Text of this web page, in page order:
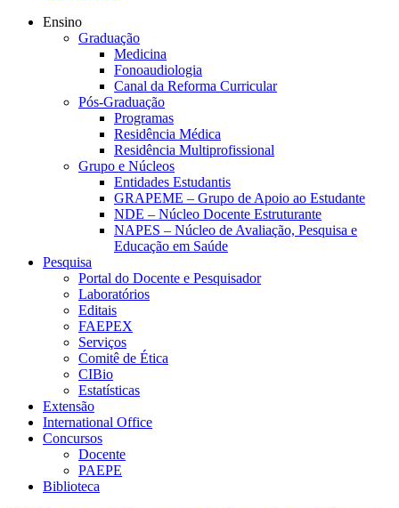
Ensino
Graduação
Medicina
Fonoaudiologia
Canal da Reforma Curricular
Pós-Graduação
Programas
Residência Médica
Residência Multiprofissional
Grupo e Núcleos
Entidades Estudantis
GRAPEME – Grupo de Apoio ao Estudante
NDE – Núcleo Docente Estruturante
NAPES – Núcleo de Avaliação, Pesquisa e
Educação em Saúde
Pesquisa
Portal do Docente e Pesquisador
Laboratórios
Editais
FAEPEX
Serviços
Comitê de Ética
CIBio
Estatísticas
Extensão
International Office
Concursos
Docente
PAEPE
Biblioteca